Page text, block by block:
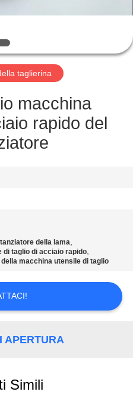
taglierina
macchina
rapido del
della lama,
di taglio di acciaio rapido,
macchina utensile di taglio
APERTURA
Simili